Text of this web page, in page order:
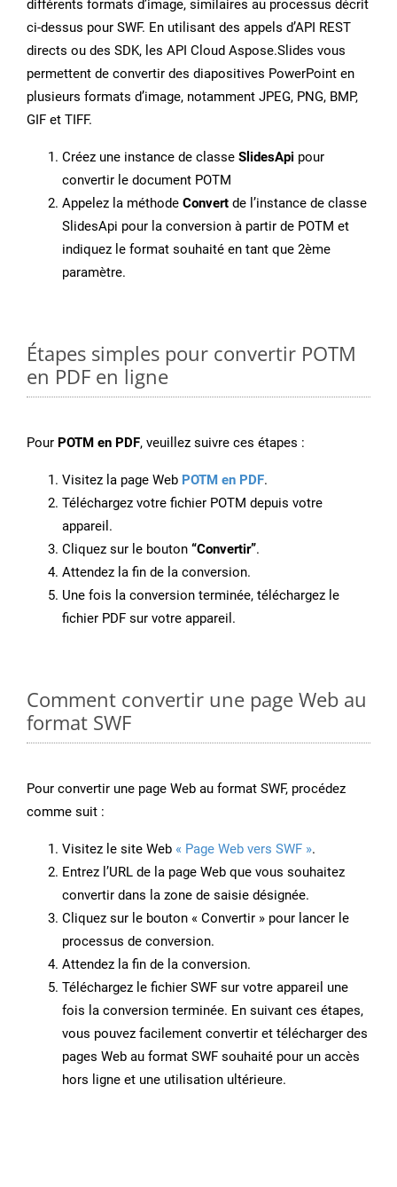
différents formats d’image, similaires au processus décrit
ci-dessus pour SWF. En utilisant des appels d’API REST
directs ou des SDK, les API Cloud Aspose.Slides vous
permettent de convertir des diapositives PowerPoint en
plusieurs formats d’image, notamment JPEG, PNG, BMP,
GIF et TIFF.
Créez une instance de classe SlidesApi pour
convertir le document POTM
Appelez la méthode Convert de l’instance de classe
SlidesApi pour la conversion à partir de POTM et
indiquez le format souhaité en tant que 2ème
paramètre.
Étapes simples pour convertir POTM
en PDF en ligne
Pour POTM en PDF, veuillez suivre ces étapes :
Visitez la page Web POTM en PDF.
Téléchargez votre fichier POTM depuis votre
appareil.
Cliquez sur le bouton “Convertir”.
Attendez la fin de la conversion.
Une fois la conversion terminée, téléchargez le
fichier PDF sur votre appareil.
Comment convertir une page Web au
format SWF
Pour convertir une page Web au format SWF, procédez
comme suit :
Visitez le site Web « Page Web vers SWF ».
Entrez l’URL de la page Web que vous souhaitez
convertir dans la zone de saisie désignée.
Cliquez sur le bouton « Convertir » pour lancer le
processus de conversion.
Attendez la fin de la conversion.
Téléchargez le fichier SWF sur votre appareil une
fois la conversion terminée. En suivant ces étapes,
vous pouvez facilement convertir et télécharger des
pages Web au format SWF souhaité pour un accès
hors ligne et une utilisation ultérieure.